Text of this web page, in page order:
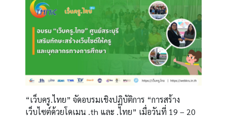
“เว็บครู.ไทย” จัดอบรมเชิงปฏิบัติการ “การสร้าง
เว็บไซต์ด้วยโดเมน .th และ .ไทย” เมื่อวันที่ 19 – 20